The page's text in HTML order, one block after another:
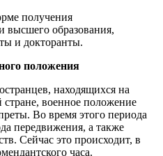
получения
высшего образования,
и докторанты.
положения
находящихся на
военное положение
Во время этого периода
передвижения, а также
Сейчас это происходит, в
часа.